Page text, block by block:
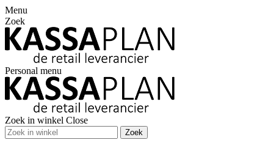
Menu
Zoek
Personal menu
Zoek in winkel Close
Zoek